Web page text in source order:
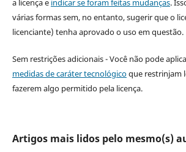
a licença e indicar se foram feitas mudanças.
várias formas sem, no entanto, sugerir que o
licenciante) tenha aprovado o uso em questão.
Sem restrições adicionais - Você não pode
medidas de caráter tecnológicoque restrinjam
fazerem algo permitido pela licença.
Artigos mais lidos pelo mesmo(s)